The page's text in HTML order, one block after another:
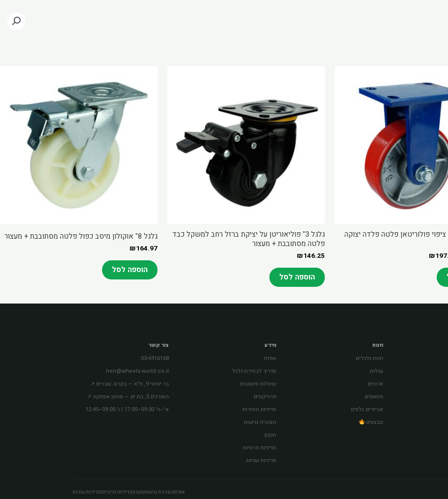
פולוריטאן פלטה פלדה יצוקה
₪
₪175.50
through
₪197.73
גלגל 3" פוליאוריטן על יציקת ברזל רחב למשקל כבד
פלטה מסתובבת + מעצור
₪146.25
הוספה לסל
גלגל 8" אוקולון מיסב כפול פלטה מסתובבת + מעצור
₪164.97
הוספה לסל
חנות
חנות גלגלים
עגלות
ארגזים
מתאמים
אביזרים נלווים
מבצעים
מידע
אודות
מדריך לבחירת גלגל
שאלות ותשובות
פרוייקטים
מדיניות החזרות
הצהרת נגישות
תקנון
מדיניות פרטיות
מדיניות עוגיות
צור קשר
03-6916168
hen@wheels-world.co.il
בר יוחאי 9, ת"א — בקרוב עוברים ↗
האורגים 5, בת ים — מחסן אספקה ↗
א'–ה' 09:00–17:00 | ו' 09:00–12:45
אודותהצהרת נגישותתקנוןמדיניות פרטיותמדיניות עוגיות